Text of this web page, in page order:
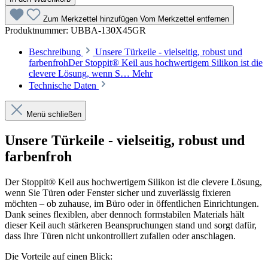
Zum Merkzettel hinzufügen Vom Merkzettel entfernen
Produktnummer: UBBA-130X45GR
Beschreibung
Unsere Türkeile - vielseitig, robust und
farbenfrohDer Stoppit® Keil aus hochwertigem Silikon ist die
clevere Lösung, wenn S… Mehr
Technische Daten
Menü schließen
Unsere Türkeile - vielseitig, robust und
farbenfroh
Der Stoppit® Keil aus hochwertigem Silikon ist die clevere Lösung,
wenn Sie Türen oder Fenster sicher und zuverlässig fixieren
möchten – ob zuhause, im Büro oder in öffentlichen Einrichtungen.
Dank seines flexiblen, aber dennoch formstabilen Materials hält
dieser Keil auch stärkeren Beanspruchungen stand und sorgt dafür,
dass Ihre Türen nicht unkontrolliert zufallen oder anschlagen.
Die Vorteile auf einen Blick: